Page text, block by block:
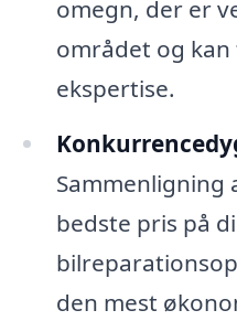
omegn, der er
området og
ekspertise.
Sammenligning
bedste pris på
den mest